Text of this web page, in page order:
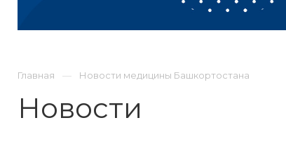
Главная Новости медицины Башкортостана
Новости